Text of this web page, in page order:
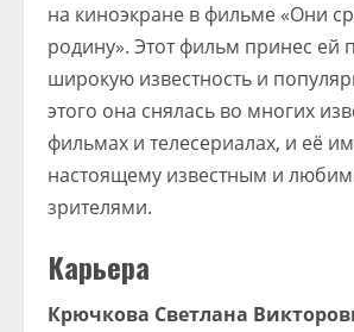
на киноэкране в фильме «Они
родину». Этот фильм принес ей
широкую известность и
этого она снялась во многих
фильмах и телесериалах, и её
настоящему известным и
зрителями.
Карьера
Крючкова Светлана